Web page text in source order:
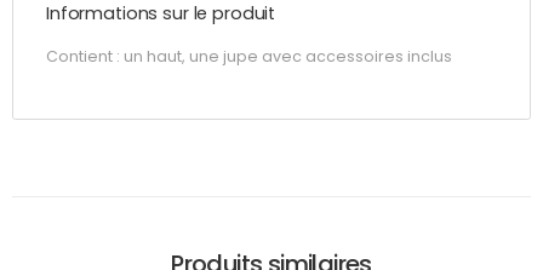
Informations sur le produit
Contient : un haut, une jupe avec accessoires inclus